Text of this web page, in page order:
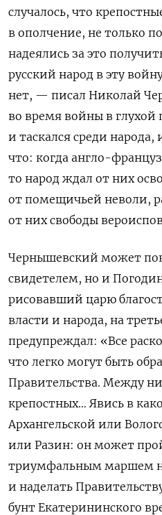
случалось, что
в ополчение, не только
надеялись за это
русский народ в эту
нет, — писал Николай
во время войны в
и таскался среди
что: когда англо-
то народ ждал от них
от помещичьей неволи,
от них свободы
Чернышевский может
свидетелем, но и
рисовавший царю
власти и народа, на
предупреждал: «Все
что легко могут быть
Правительства. Между
крепостных… Явись в
Архангельской или
или Разин: он может
триумфальным маршем
и наделать
бунт Екатерининского